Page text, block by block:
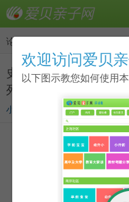
论坛
史上最全！美国分级
列AA-Z2级全套MP3音
小混球 2020-10-15
欢迎访问爱贝
以下图示教您如何使用